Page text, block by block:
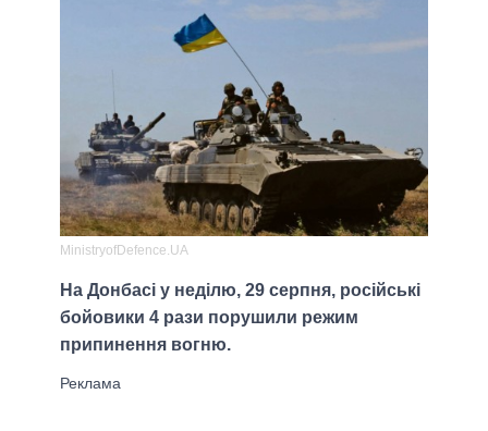
MinistryofDefence.UA
На Донбасі у неділю, 29 серпня, російські
бойовики 4 рази порушили режим
припинення вогню.